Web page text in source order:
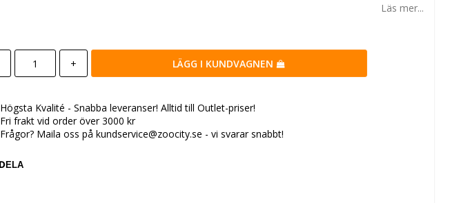
Läs mer...
+ LÄGG I KUNDVAGNEN
Högsta Kvalité - Snabba leveranser! Alltid till Outlet-priser!
Fri frakt vid order över 3000 kr
Frågor? Maila oss på kundservice@zoocity.se - vi svarar snabbt!
DELA